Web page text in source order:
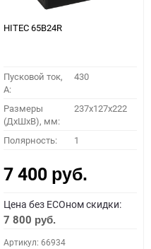
HITEC 65B24R
Пусковой ток,
A:
430
Размеры
(ДхШхВ), мм:
237x127x222
Полярность: 1
7 400 руб.
Цена без ECOном скидки:
7 800 руб.
Артикул: 66934